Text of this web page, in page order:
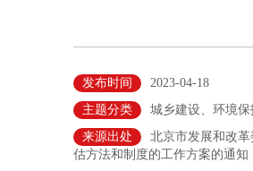
发布时间
2023-04-18
主题分类
城乡建设、环境
来源出处
北京市发展和改
估方法和制度的工作方案的通知